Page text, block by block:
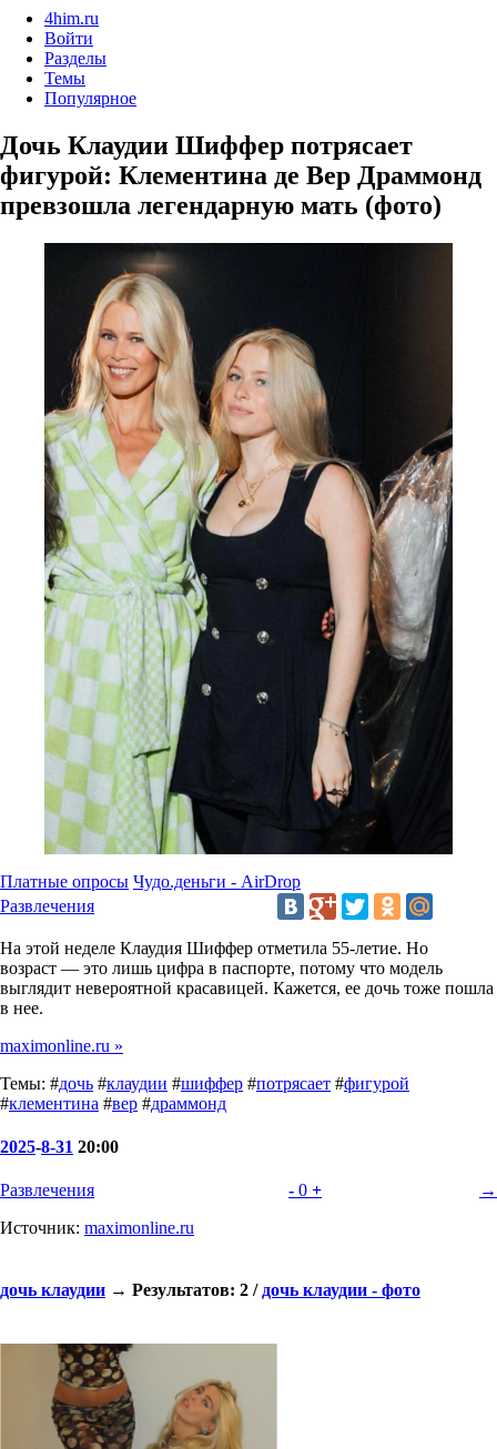
4him.ru
Войти
Разделы
Темы
Популярное
Дочь Клаудии Шиффер потрясает
фигурой: Клементина де Вер Драммонд
превзошла легендарную мать (фото)
Платные опросы Чудо.деньги - AirDrop
Развлечения
На этой неделе Клаудия Шиффер отметила 55-летие. Но
возраст — это лишь цифра в паспорте, потому что модель
выглядит невероятной красавицей. Кажется, ее дочь тоже пошла
в нее.
maximonline.ru »
Темы: #дочь #клаудии #шиффер #потрясает #фигурой
#клементина #вер #драммонд
2025-8-31 20:00
Развлечения - 0 +
→
Источник: maximonline.ru
дочь клаудии → Результатов: 2 / дочь клаудии - фото